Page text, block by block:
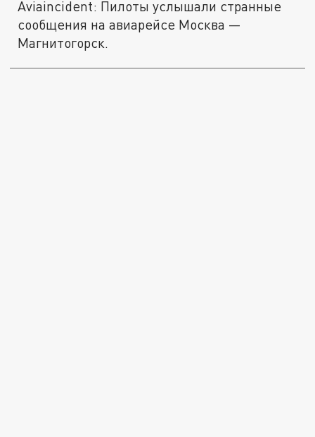
Aviaincident: Пилоты услышали странные
сообщения на авиарейсе Москва —
Магнитогорск.